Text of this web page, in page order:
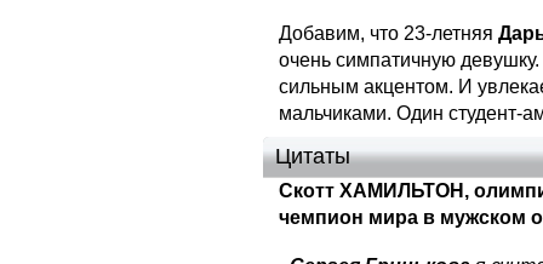
Добавим, что 23-летняя
очень симпатичную
сильным акцентом. И
мальчиками. Один студент-
Цитаты
Скотт ХАМИЛЬТОН,
чемпион мира в мужском